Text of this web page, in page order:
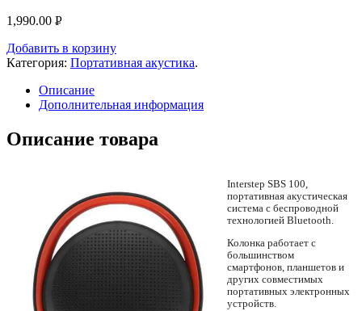
1,990.00 Р
Добавить в корзину
Категория: Портативная акустика.
Описание
Дополнительная информация
Описание товара
Interstep SBS 100,
портативная акустическая
система c беспроводной
технологией Bluetooth.
Колонка работает с
большинством
смартфонов, планшетов и
других совместимых
портативных электронных
устройств.